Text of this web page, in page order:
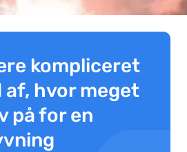
kompliceret
af, hvor meget
på for en